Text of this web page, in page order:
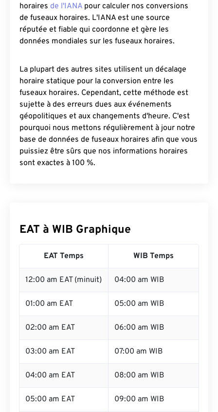
horaires de l'IANA pour calculer nos conversions
de fuseaux horaires. L'IANA est une source
réputée et fiable qui coordonne et gère les
données mondiales sur les fuseaux horaires.
La plupart des autres sites utilisent un décalage
horaire statique pour la conversion entre les
fuseaux horaires. Cependant, cette méthode est
sujette à des erreurs dues aux événements
géopolitiques et aux changements d'heure. C'est
pourquoi nous mettons régulièrement à jour notre
base de données de fuseaux horaires afin que vous
puissiez être sûrs que nos informations horaires
sont exactes à 100 %.
EAT à WIB Graphique
EAT Temps WIB Temps
12:00 am EAT (minuit) 04:00 am WIB
01:00 am EAT 05:00 am WIB
02:00 am EAT 06:00 am WIB
03:00 am EAT 07:00 am WIB
04:00 am EAT 08:00 am WIB
05:00 am EAT 09:00 am WIB